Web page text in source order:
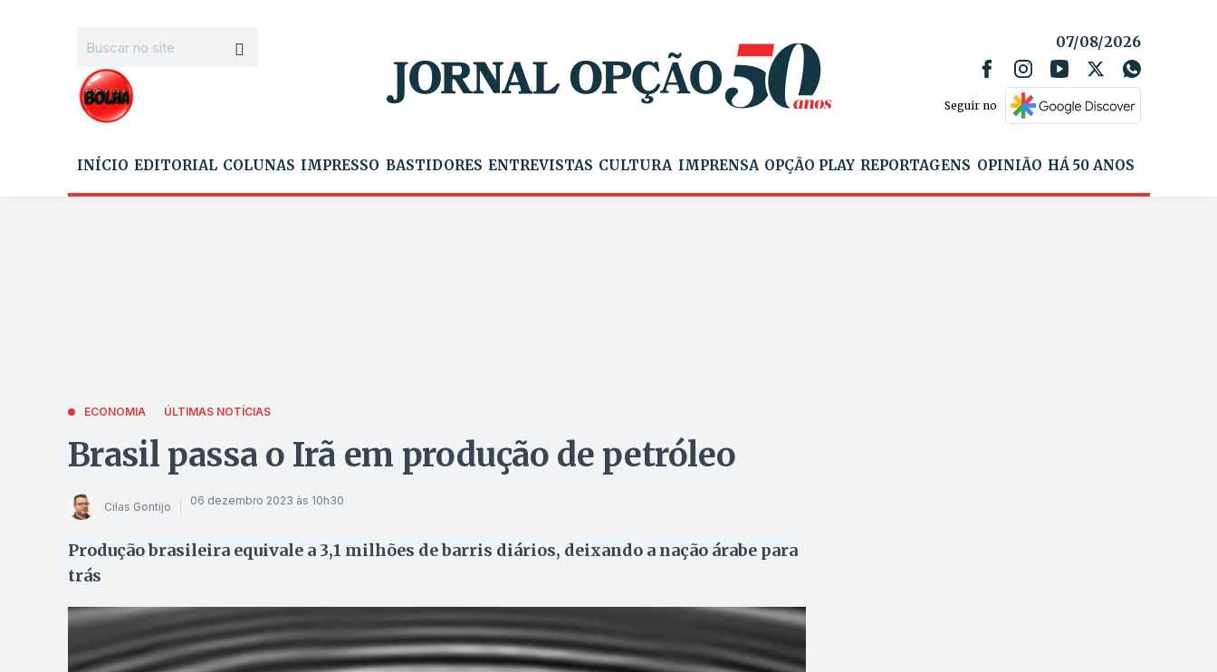
07/08/2026
Seguir no
INÍCIO EDITORIAL COLUNAS IMPRESSO BASTIDORES ENTREVISTAS CULTURA IMPRENSA OPÇÃO PLAY REPORTAGENS OPINIÃO HÁ 50 ANOS
ECONOMIA ÚLTIMAS NOTÍCIAS
Brasil passa o Irã em produção de petróleo
Cilas Gontijo 06 dezembro 2023 às 10h30
Produção brasileira equivale a 3,1 milhões de barris diários, deixando a nação árabe para
trás